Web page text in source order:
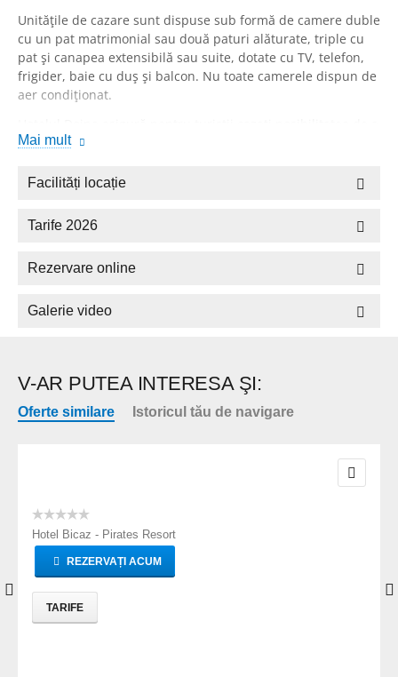
Unitățile de cazare sunt dispuse sub formă de camere duble
cu un pat matrimonial sau două paturi alăturate, triple cu
pat și canapea extensibilă sau suite, dotate cu TV, telefon,
frigider, baie cu duș și balcon. Nu toate camerele dispun de
aer condiționat.
lua masa sub formă de bonuri valorice, micul dejun
relaxantă și liniștită este completată de serviciul de masaj.
conferințelor, punându-se la dispoziție sală amenajată.
turiștilor. Conexiunea la internet este asigurată prin
ale hotelului. Parcarea este asigurată la proprietate contra
unui cost suplimentar pe zi. Hotelul Doina nu acceptă
Mai mult
Facilități locație
Tarife 2026
Rezervare online
Galerie video
V-AR PUTEA INTERESA ŞI:
Oferte similare Istoricul tău de navigare
Hotel Bicaz - Pirates Resort
REZERVAȚI ACUM
TARIFE